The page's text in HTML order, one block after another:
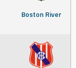
Boston River